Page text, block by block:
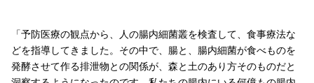
「予防医療の観点から、人の腸内細菌叢を検査して、食事療法な
どを指導してきました。その中で、腸と、腸内細菌が食べものを
発酵させて作る排泄物との関係が、森と土のあり方そのものだと